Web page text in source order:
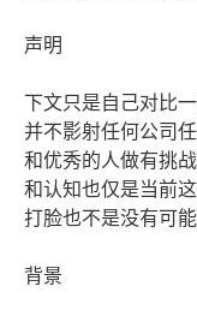
声明
下文只是自己对比
并不影射任何公司
和优秀的人做有挑
和认知也仅是当前
打脸也不是没有可
背景